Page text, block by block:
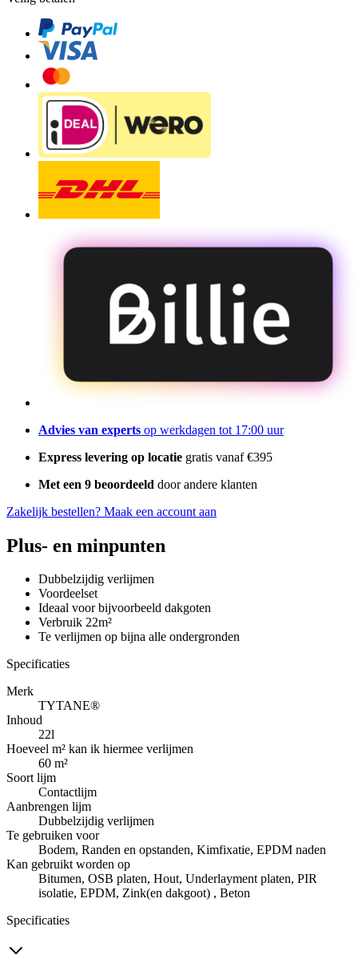
Advies van experts op werkdagen tot 17:00 uur
Express levering op locatie gratis vanaf €395
Met een 9 beoordeeld door andere klanten
Zakelijk bestellen? Maak een account aan
Plus- en minpunten
Dubbelzijdig verlijmen
Voordeelset
Ideaal voor bijvoorbeeld dakgoten
Verbruik 22m²
Te verlijmen op bijna alle ondergronden
Specificaties
Merk
TYTANE®
Inhoud
22l
Hoeveel m² kan ik hiermee verlijmen
60 m²
Soort lijm
Contactlijm
Aanbrengen lijm
Dubbelzijdig verlijmen
Te gebruiken voor
Bodem, Randen en opstanden, Kimfixatie, EPDM naden
Kan gebruikt worden op
Bitumen, OSB platen, Hout, Underlayment platen, PIR
isolatie, EPDM, Zink(en dakgoot) , Beton
Specificaties